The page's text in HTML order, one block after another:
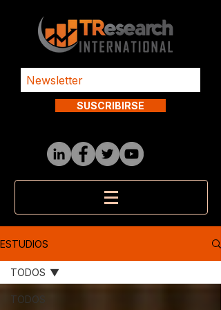
SUSCRIBIRSE
ESTUDIOS
TODOS
TODOS